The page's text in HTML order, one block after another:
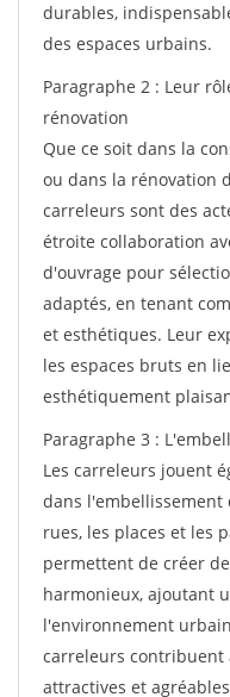
durables,
des espaces urbains.
Paragraphe 2 : Leur
rénovation
Que ce soit dans la
ou dans la rénovation
carreleurs sont des
étroite collaboration
d'ouvrage pour
adaptés, en tenant
et esthétiques. Leur
les espaces bruts en
esthétiquement
Paragraphe 3 :
Les carreleurs jouent
dans l'embellissement
rues, les places et les
permettent de créer
harmonieux, ajoutant
l'environnement
carreleurs contribuent
attractives et